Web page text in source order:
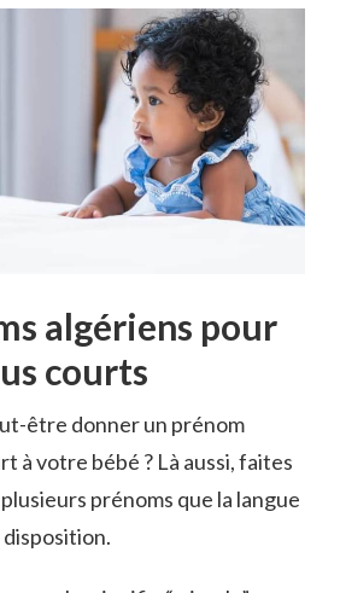
algériens pour
courts
être donner un prénom
à votre bébé ? Là aussi, faites
prénoms que la langue